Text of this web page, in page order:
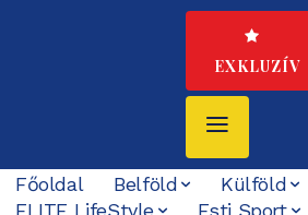
EXKLUZÍV
Főoldal Belföld Külföld
ELITE LifeStyle
Esti Sport